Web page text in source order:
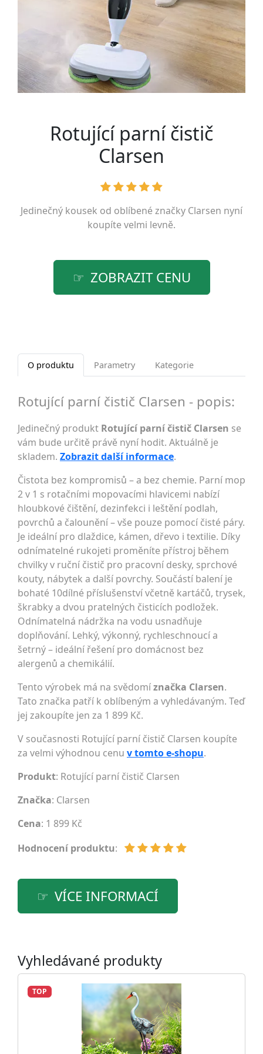
Rotující parní čistič
Clarsen
Jedinečný kousek od oblíbené značky Clarsen nyní
koupíte velmi levně.
ZOBRAZIT CENU
O produktu Parametry Kategorie
Rotující parní čistič Clarsen - popis:
Jedinečný produkt Rotující parní čistič Clarsen se
vám bude určitě právě nyní hodit. Aktuálně je
skladem. Zobrazit další informace.
Čistota bez kompromisů – a bez chemie. Parní mop
2 v 1 s rotačními mopovacími hlavicemi nabízí
hloubkové čištění, dezinfekci i leštění podlah,
povrchů a čalounění – vše pouze pomocí čisté páry.
Je ideální pro dlaždice, kámen, dřevo i textilie. Díky
odnímatelné rukojeti proměníte přístroj během
chvilky v ruční čistič pro pracovní desky, sprchové
kouty, nábytek a další povrchy. Součástí balení je
bohaté 10dílné příslušenství včetně kartáčů, trysek,
škrabky a dvou pratelných čisticích podložek.
Odnímatelná nádržka na vodu usnadňuje
doplňování. Lehký, výkonný, rychleschnoucí a
šetrný – ideální řešení pro domácnost bez
alergenů a chemikálií.
Tento výrobek má na svědomíznačka Clarsen.
Tato značka patří k oblíbeným a vyhledávaným. Teď
jej zakoupíte jen za 1 899 Kč.
V současnosti Rotující parní čistič Clarsen koupíte
za velmi výhodnou cenu v tomto e-shopu.
Produkt: Rotující parní čistič Clarsen
Značka: Clarsen
Cena: 1 899 Kč
Hodnocení produktu:
VÍCE INFORMACÍ
Vyhledávané produkty
TOP